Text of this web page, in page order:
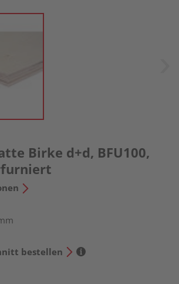
Birke d+d, BFU100,
bestellen